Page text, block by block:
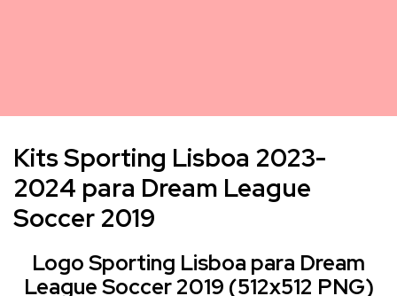
Kits Sporting Lisboa 2023-
2024 para Dream League
Soccer 2019
Logo Sporting Lisboa para Dream
League Soccer 2019 (512x512 PNG)